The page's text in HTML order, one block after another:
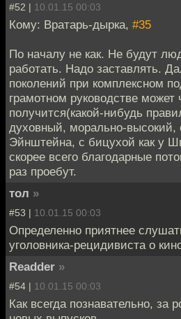
#52 | 10.01.15 00:03
Кому: Вратарь-дырка, #35
По началу не как. Не будут
работать. Надо заставлять.
поколений при комплексном
грамотном руководстве может
получится(какой-нибудь
духовный, морально-высокий,
Эйнштейна, с бицухой как у
скорее всего благодарные
раз проебут.
тол »
#53 | 10.01.15 00:03
Определенно приятнее
уголовника-рецидивиста о
Readder »
#54 | 10.01.15 00:03
Как всегда познавательно, за